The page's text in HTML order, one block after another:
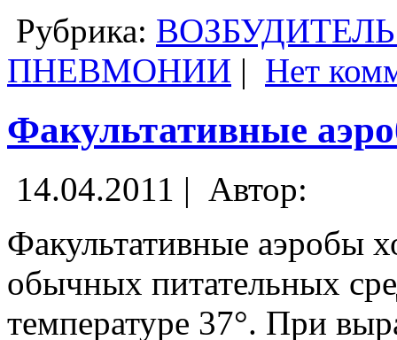
Рубрика:
ПНЕВМОНИИ | Нет
Факультативные
14.04.2011 | Автор:
Факультативные аэробы
обычных питательных
температуре 37°. При